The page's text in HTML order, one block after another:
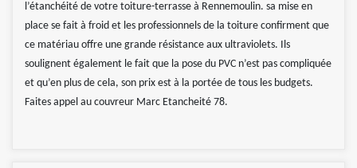
l’étanchéité de votre toiture-terrasse à Rennemoulin. sa mise en
place se fait à froid et les professionnels de la toiture confirment que
ce matériau offre une grande résistance aux ultraviolets. Ils
soulignent également le fait que la pose du PVC n’est pas compliquée
et qu’en plus de cela, son prix est à la portée de tous les budgets.
Faites appel au couvreur Marc Etancheité 78.